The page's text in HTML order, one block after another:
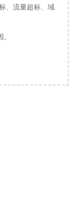
、流量超标、域